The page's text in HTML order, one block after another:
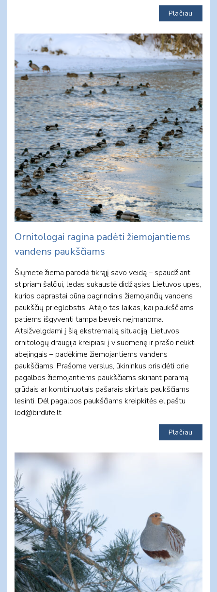
Plačiau
Ornitologai ragina padėti žiemojantiems
vandens paukščiams
Šiųmetė žiema parodė tikrąjį savo veidą – spaudžiant
stipriam šalčiui, ledas sukaustė didžiąsias Lietuvos upes,
kurios paprastai būna pagrindinis žiemojančių vandens
paukščių prieglobstis. Atėjo tas laikas, kai paukščiams
patiems išgyventi tampa beveik neįmanoma.
Atsižvelgdami į šią ekstremalią situaciją, Lietuvos
ornitologų draugija kreipiasi į visuomenę ir prašo nelikti
abejingais – padėkime žiemojantiems vandens
paukščiams. Prašome verslus, ūkininkus prisidėti prie
pagalbos žiemojantiems paukščiams skiriant paramą
grūdais ar kombinuotais pašarais skirtais paukščiams
lesinti. Dėl pagalbos paukščiams kreipkitės el.paštu
lod@birdlife.lt
Plačiau